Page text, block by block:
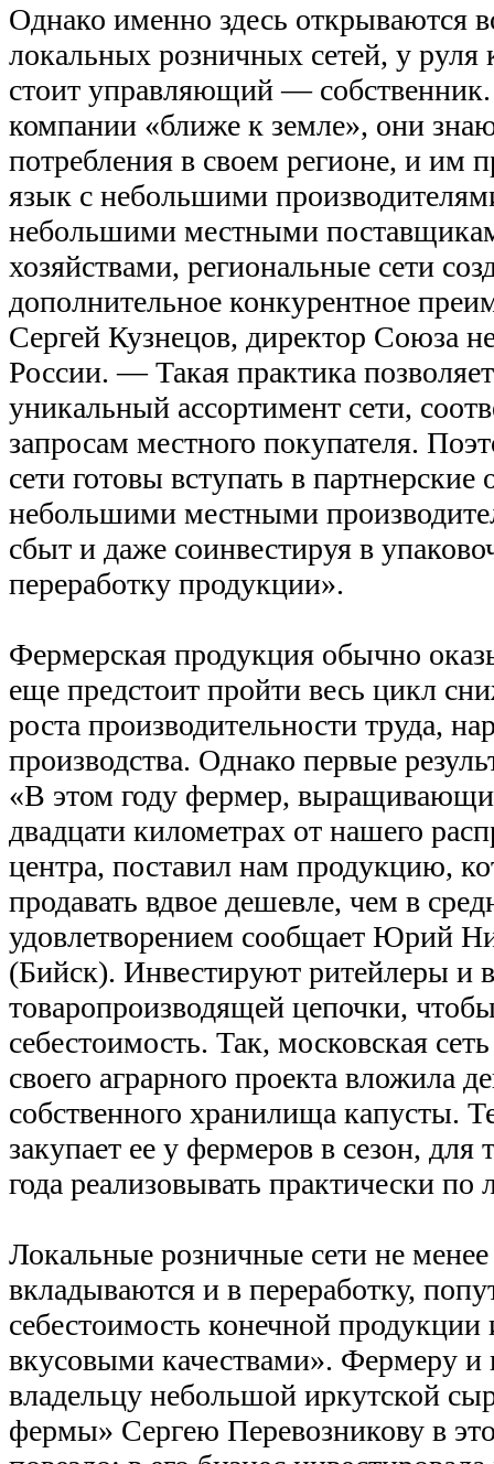
Однако именно здесь открываются
локальных розничных сетей, у руля
стоит управляющий —
компании «ближе к земле», они
потребления в своем регионе, и им
язык с небольшими
небольшими местными
хозяйствами, региональные сети
дополнительное конкурентное
Сергей Кузнецов, директор Союза
России. — Такая практика
уникальный ассортимент сети,
запросам местного покупателя.
сети готовы вступать в
небольшими местными
сбыт и даже соинвестируя в
переработку продукции».
Фермерская продукция обычно
еще предстоит пройти весь цикл
роста производительности труда,
производства. Однако первые
«В этом году фермер,
двадцати километрах от нашего
центра, поставил нам продукцию,
продавать вдвое дешевле, чем в
удовлетворением сообщает Юрий
(Бийск). Инвестируют ритейлеры и
товаропроизводящей цепочки,
себестоимость. Так, московская
своего аграрного проекта вложила
собственного хранилища капусты.
закупает ее у фермеров в сезон, для
года реализовывать практически по
Локальные розничные сети не
вкладываются и в переработку,
себестоимость конечной
вкусовыми качествами». Фермеру и
владельцу небольшой иркутской
фермы» Сергею Перевозникову в